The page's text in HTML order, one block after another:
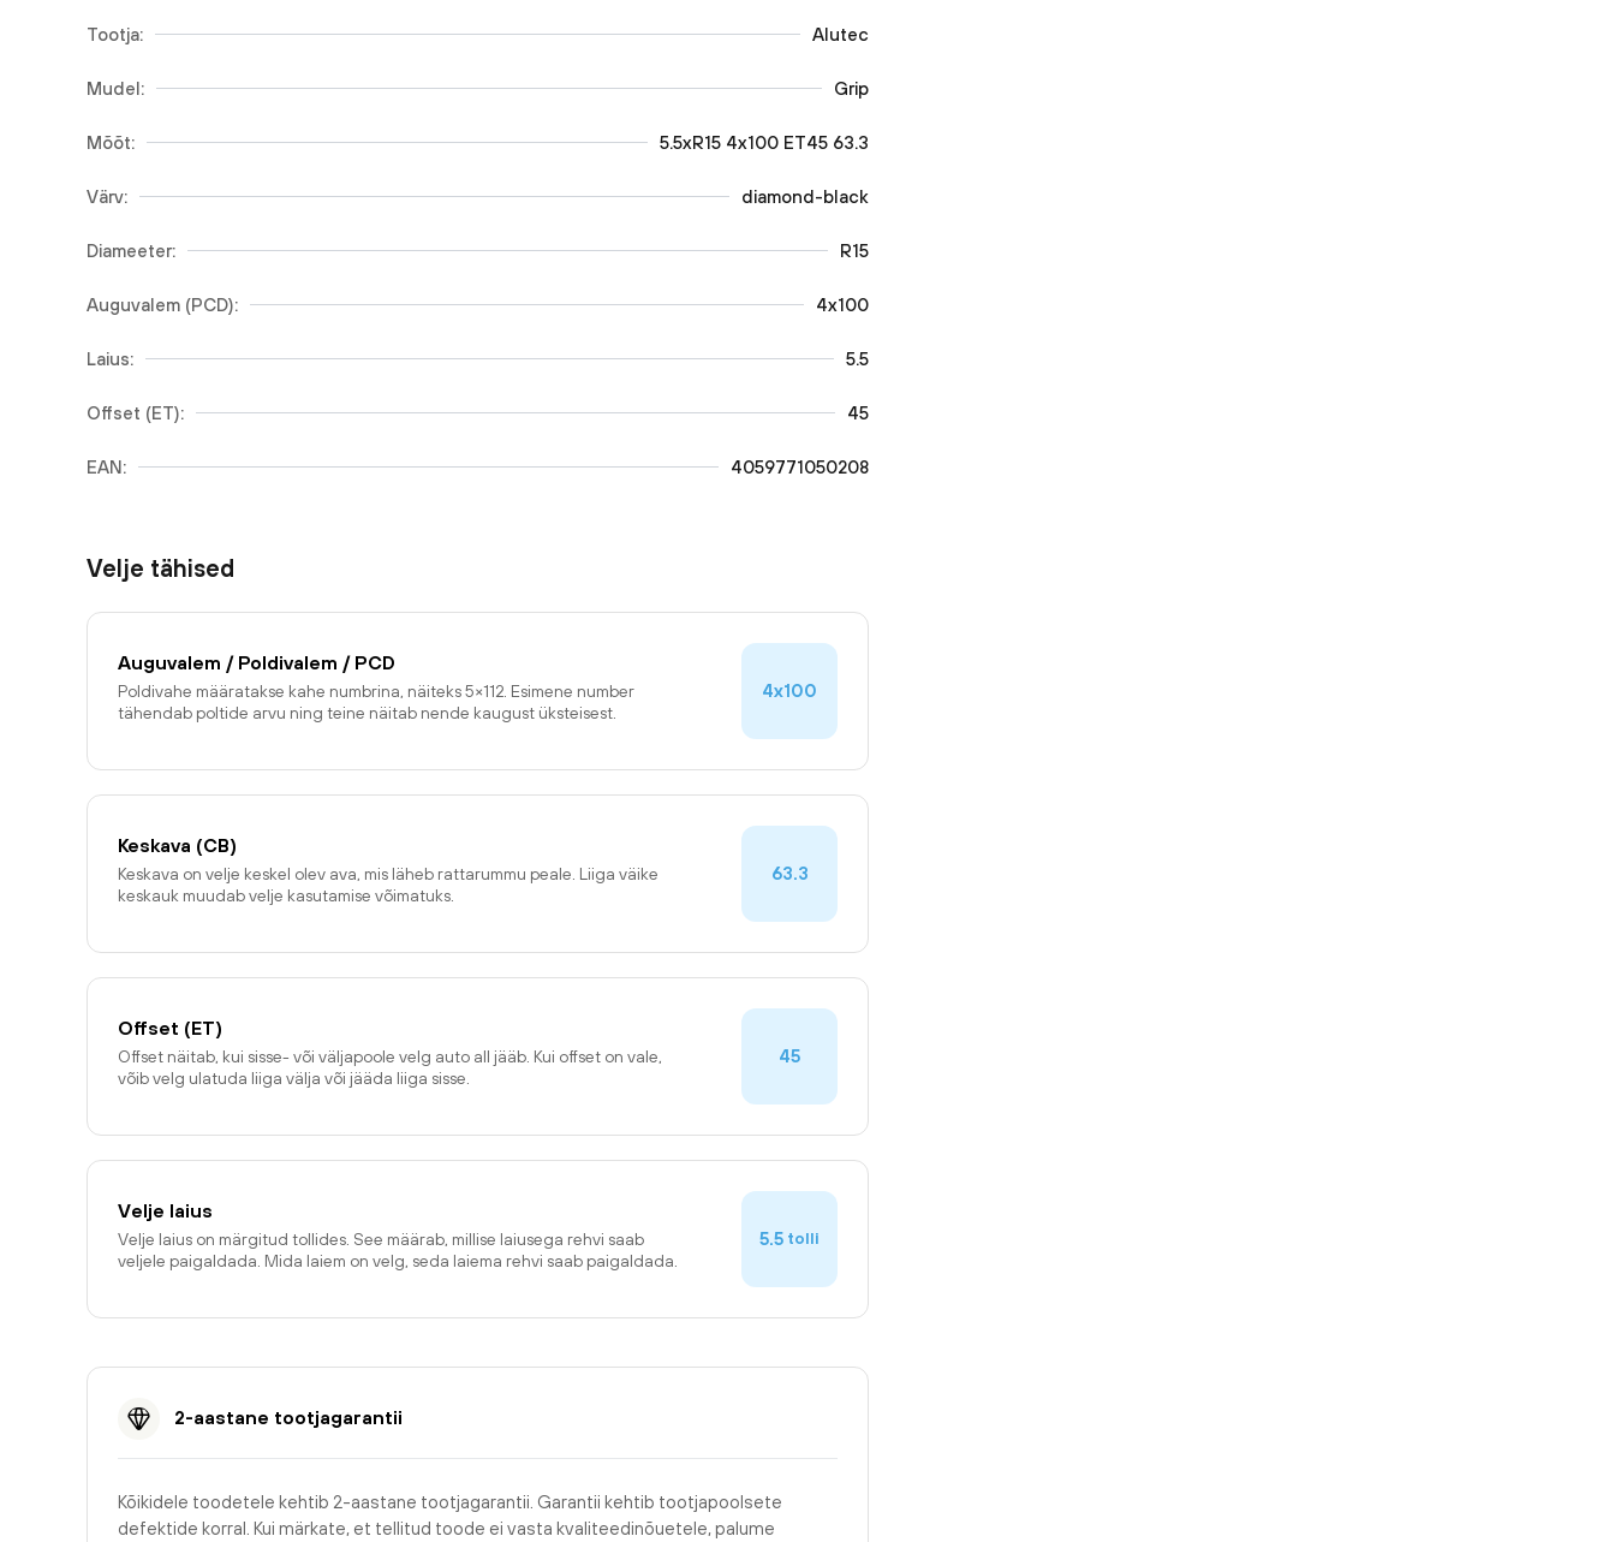
Tootja: Alutec
Mudel: Grip
Mõõt: 5.5xR15 4x100 ET45 63.3
Värv: diamond-black
Diameeter: R15
Auguvalem (PCD): 4x100
Laius: 5.5
Offset (ET): 45
EAN: 4059771050208
Velje tähised
Auguvalem / Poldivalem / PCD
Poldivahe määratakse kahe numbrina, näiteks 5×112. Esimene number
tähendab poltide arvu ning teine näitab nende kaugust üksteisest.
4x100
Keskava (CB)
Keskava on velje keskel olev ava, mis läheb rattarummu peale. Liiga väike
keskauk muudab velje kasutamise võimatuks.
63.3
Offset (ET)
Offset näitab, kui sisse- või väljapoole velg auto all jääb. Kui offset on vale,
võib velg ulatuda liiga välja või jääda liiga sisse.
45
Velje laius
Velje laius on märgitud tollides. See määrab, millise laiusega rehvi saab
veljele paigaldada. Mida laiem on velg, seda laiema rehvi saab paigaldada.
5.5 tolli
2-aastane tootjagarantii
Kõikidele toodetele kehtib 2-aastane tootjagarantii. Garantii kehtib tootjapoolsete
defektide korral. Kui märkate, et tellitud toode ei vasta kvaliteedinõuetele, palume